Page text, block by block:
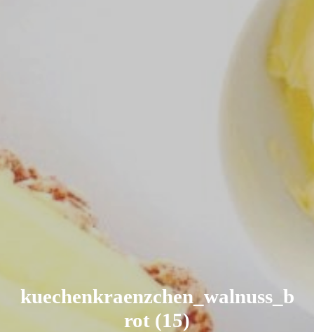
kuechenkraenzchen_walnuss_b
rot (15)